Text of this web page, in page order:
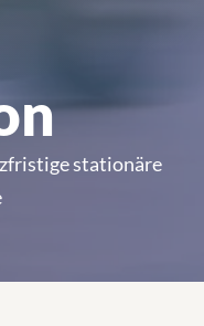
stationäre